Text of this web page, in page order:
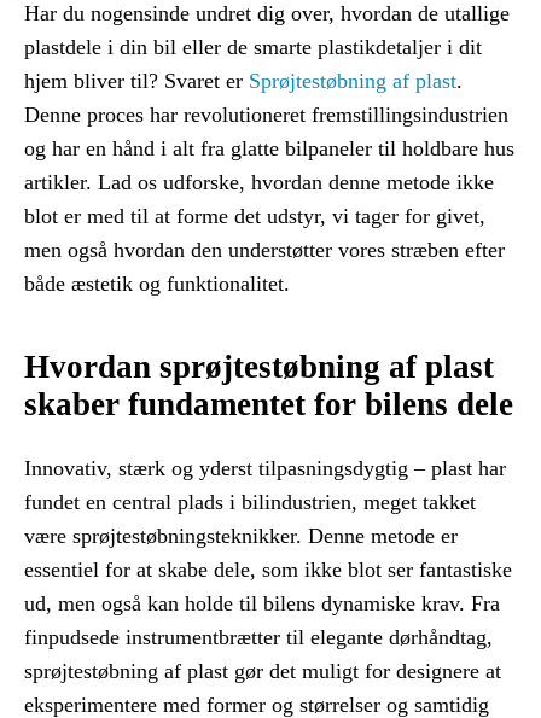
Har du nogensinde undret dig over, hvordan de utallige
plastdele i din bil eller de smarte plastikdetaljer i dit
hjem bliver til? Svaret er Sprøjtestøbning af plast.
Denne proces har revolutioneret fremstillingsindustrien
og har en hånd i alt fra glatte bilpaneler til holdbare hus
artikler. Lad os udforske, hvordan denne metode ikke
blot er med til at forme det udstyr, vi tager for givet,
men også hvordan den understøtter vores stræben efter
både æstetik og funktionalitet.
Hvordan sprøjtestøbning af plast
skaber fundamentet for bilens dele
Innovativ, stærk og yderst tilpasningsdygtig – plast har
fundet en central plads i bilindustrien, meget takket
være sprøjtestøbningsteknikker. Denne metode er
essentiel for at skabe dele, som ikke blot ser fantastiske
ud, men også kan holde til bilens dynamiske krav. Fra
finpudsede instrumentbrætter til elegante dørhåndtag,
sprøjtestøbning af plast gør det muligt for designere at
eksperimentere med former og størrelser og samtidig